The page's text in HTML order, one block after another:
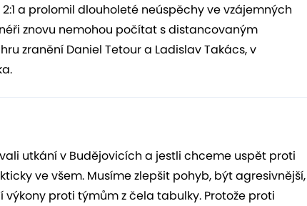
a prolomil dlouholeté neúspěchy ve vzájemných
znovu nemohou počítat s distancovaným
zranění Daniel Tetour a Ladislav Takács, v
utkání v Budějovicích a jestli chceme uspět proti
ve všem. Musíme zlepšit pohyb, být agresivnější,
proti týmům z čela tabulky. Protože proti